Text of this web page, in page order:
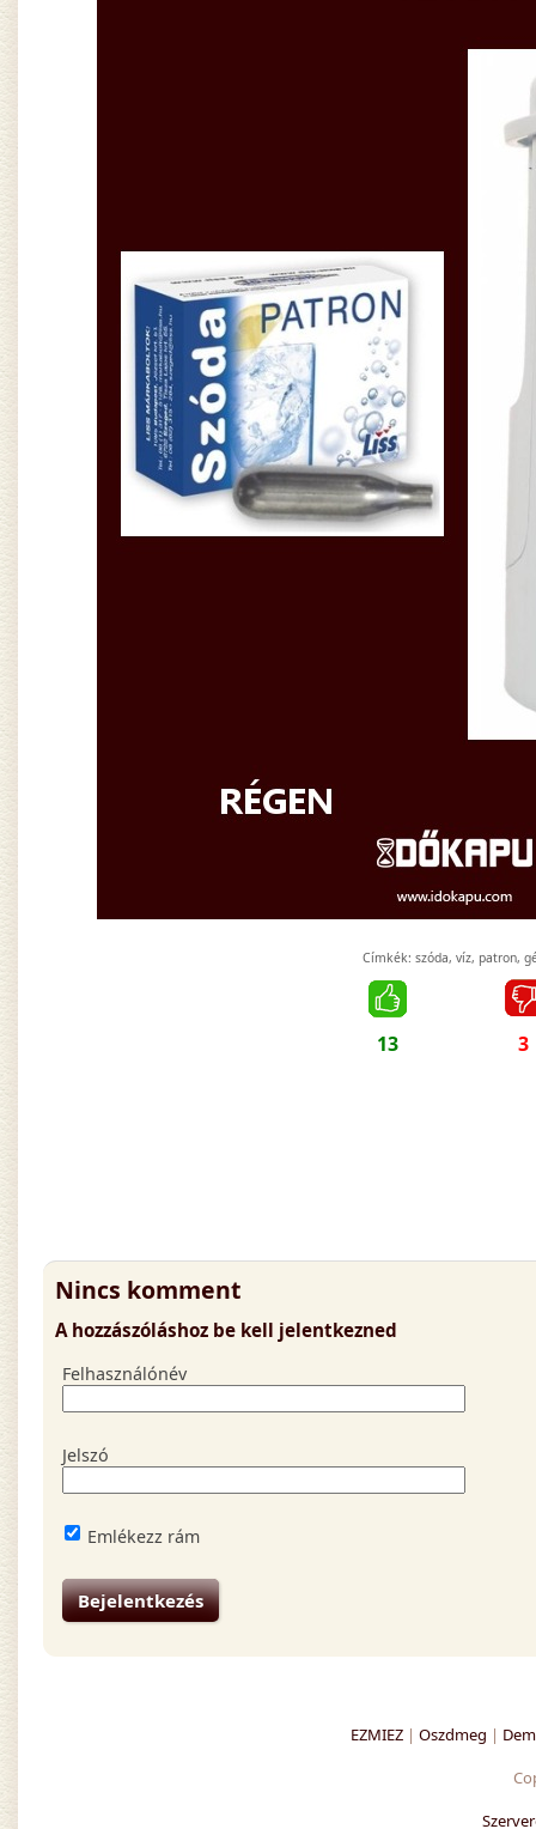
Címkék: szóda, víz, patron,
13 3
Nincs komment
A hozzászóláshoz be kell jelentkezned
Felhasználónév
Jelszó
Emlékezz rám
EZMIEZ| Oszdmeg |